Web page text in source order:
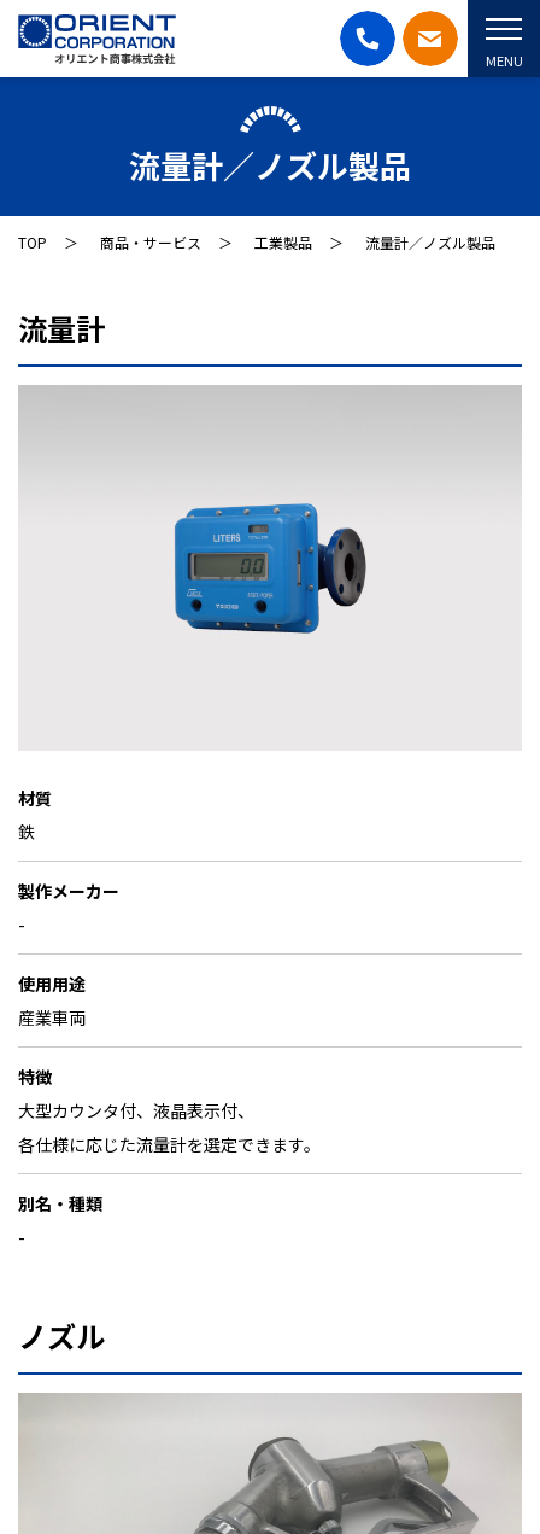
MENU
流量計／ノズル製品
TOP 商品・サービス 工業製品 流量計／ノズル製品
流量計
材質
鉄
製作メーカー
-
使用用途
産業車両
特徴
大型カウンタ付、液晶表示付、
各仕様に応じた流量計を選定できます。
別名・種類
-
ノズル